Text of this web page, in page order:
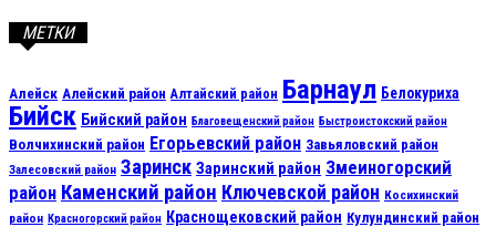
МЕТКИ
Алейск Алейский район Алтайский район Барнаул Белокуриха
Бийск Бийский район Благовещенский район Быстроистокский район
Волчихинский район Егорьевский район Завьяловский район
Залесовский район Заринск Заринский район Змеиногорский
район Каменский район Ключевской район Косихинский
район Красногорский район Краснощековский район Кулундинский район